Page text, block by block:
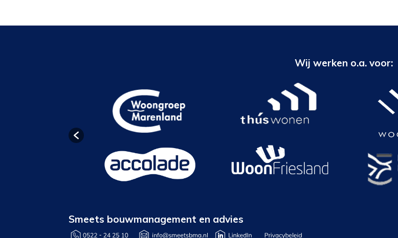
Wij werken o.a. voor:
Smeets bouwmanagement en advies